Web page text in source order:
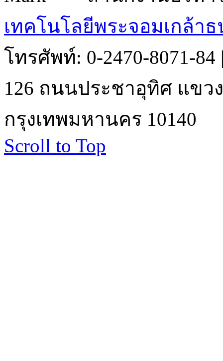
เทคโนโลยีพระจอมเกล้า
โทรศัพท์: 0-2470-8071-84
126 ถนนประชาอุทิศ แขว
กรุงเทพมหานคร 10140
Scroll to Top